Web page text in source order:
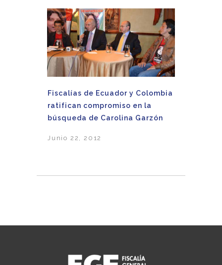
Fiscalías de Ecuador y Colombia
ratifican compromiso en la
búsqueda de Carolina Garzón
Junio 22, 2012